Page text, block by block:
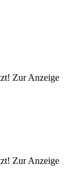
Zur Anzeige
Zur Anzeige